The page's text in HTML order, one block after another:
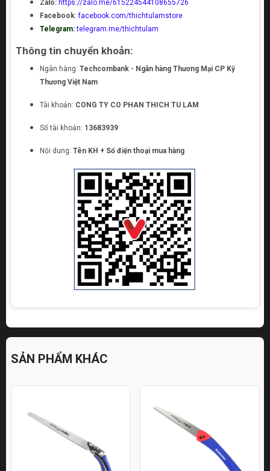
Zalo: https://zalo.me/615224544108655726
Facebook:facebook.com/thichtulamstore
Telegram: telegram.me/thichtulam
Thông tin chuyển khoản:
Ngân hàng: Techcombank - Ngân hàng Thương Mại CP Kỹ
Thương Việt Nam
Tài khoản: CONG TY CO PHAN THICH TU LAM
Số tài khoản: 13683939
Nội dung: Tên KH + Số điện thoại mua hàng
SẢN PHẨM KHÁC